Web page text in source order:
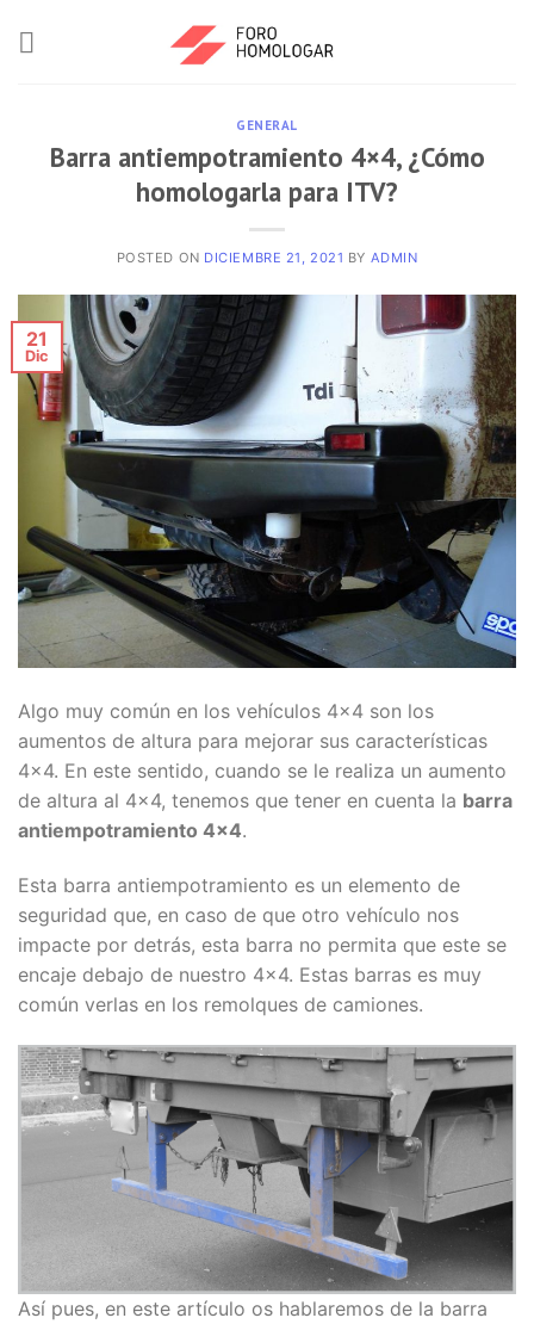
GENERAL
Barra antiempotramiento 4×4, ¿Cómo
homologarla para ITV?
POSTED ON DICIEMBRE 21, 2021 BY ADMIN
21
Dic
Algo muy común en los vehículos 4×4 son los
aumentos de altura para mejorar sus características
4×4. En este sentido, cuando se le realiza un aumento
de altura al 4×4, tenemos que tener en cuenta la barra
antiempotramiento 4×4.
Esta barra antiempotramiento es un elemento de
seguridad que, en caso de que otro vehículo nos
impacte por detrás, esta barra no permita que este se
encaje debajo de nuestro 4×4. Estas barras es muy
común verlas en los remolques de camiones.
Así pues, en este artículo os hablaremos de la barra